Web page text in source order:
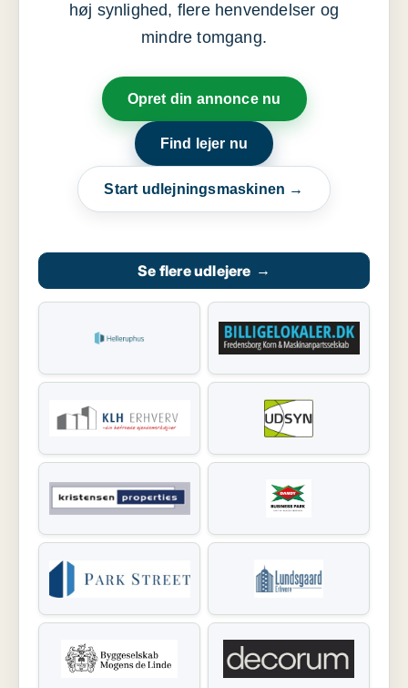
høj synlighed, flere henvendelser og
mindre tomgang.
Opret din annonce nu
Find lejer nu
Start udlejningsmaskinen →
Se flere udlejere →